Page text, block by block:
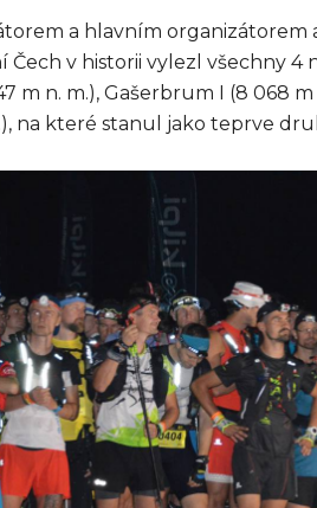
a hlavním organizátorem
Čech v historii vylezl všechny 4
m n. m.), Gašerbrum I (8 068
na které stanul jako teprve